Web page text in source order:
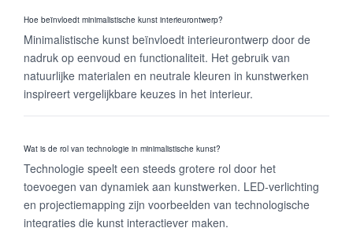
Hoe beïnvloedt minimalistische kunst interieurontwerp?
Minimalistische kunst beïnvloedt interieurontwerp door de
nadruk op eenvoud en functionaliteit. Het gebruik van
natuurlijke materialen en neutrale kleuren in kunstwerken
inspireert vergelijkbare keuzes in het interieur.
Wat is de rol van technologie in minimalistische kunst?
Technologie speelt een steeds grotere rol door het
toevoegen van dynamiek aan kunstwerken. LED-verlichting
en projectiemapping zijn voorbeelden van technologische
integraties die kunst interactiever maken.